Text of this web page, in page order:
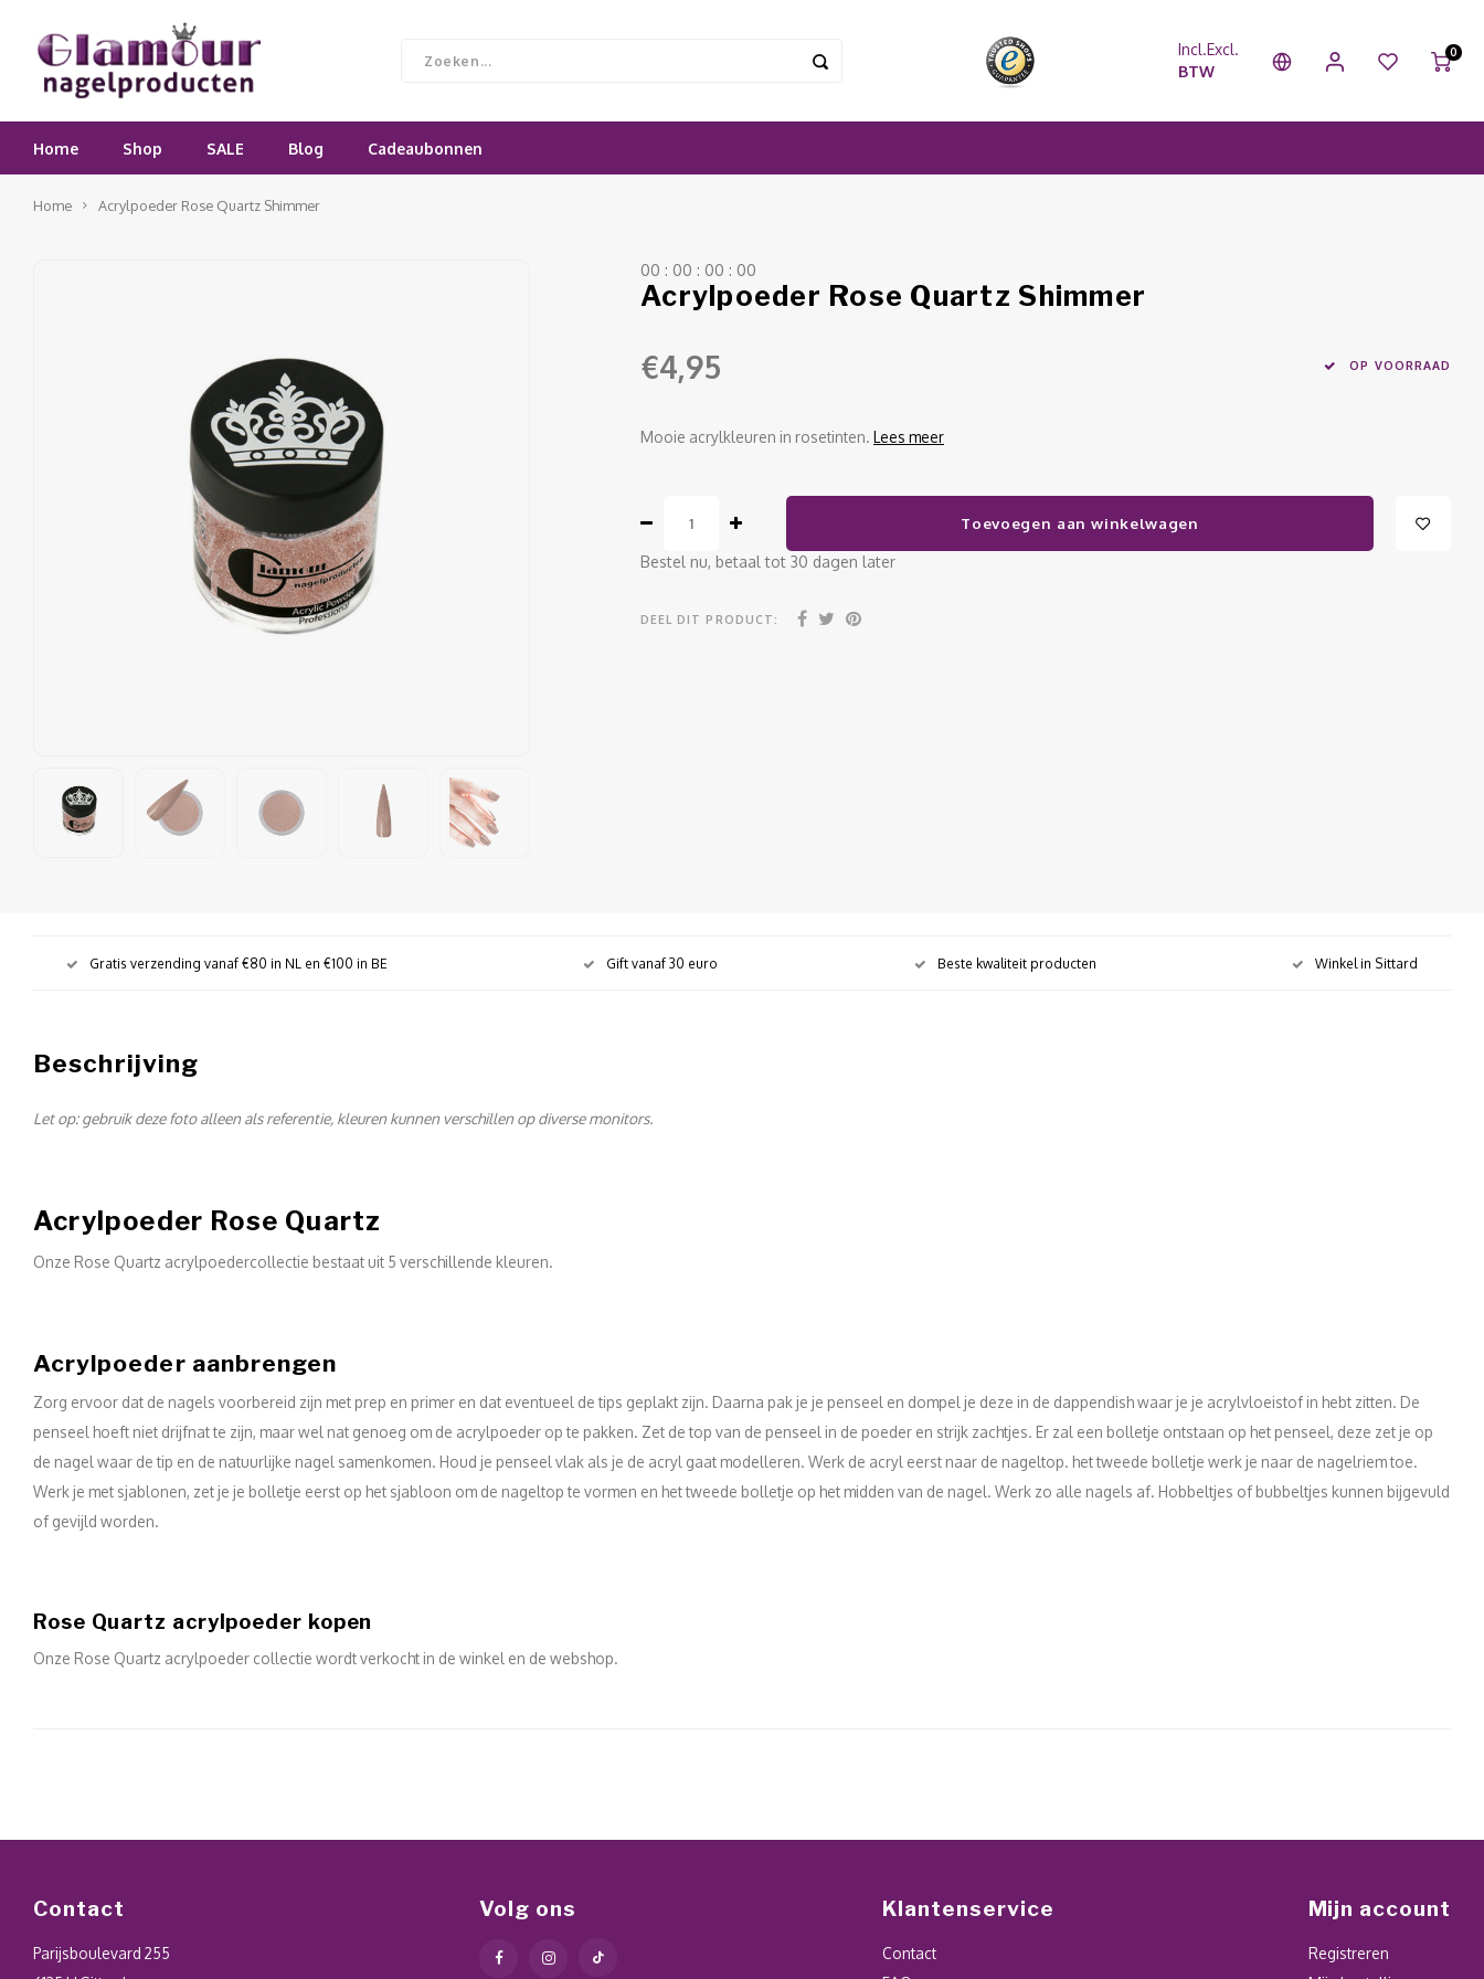
Incl.Excl.
BTW
0
Home Shop SALE Blog Cadeaubonnen
Home Acrylpoeder Rose Quartz Shimmer
00 : 00 : 00 : 00
Acrylpoeder Rose Quartz Shimmer
€4,95 OP VOORRAAD
Mooie acrylkleuren in rosetinten. Lees meer
Toevoegen aan winkelwagen
Bestel nu, betaal tot 30 dagen later
DEEL DIT PRODUCT:
Gratis verzending vanaf €80 in NL en €100 in BE Gift vanaf 30 euro Beste kwaliteit producten Winkel in Sittard
Beschrijving
Let op: gebruik deze foto alleen als referentie, kleuren kunnen verschillen op diverse monitors.
Acrylpoeder Rose Quartz
Onze Rose Quartz acrylpoedercollectie bestaat uit 5 verschillende kleuren.
Acrylpoeder aanbrengen
Zorg ervoor dat de nagels voorbereid zijn met prep en primer en dat eventueel de tips geplakt zijn. Daarna pak je je penseel en dompel je deze in de dappendish waar je je acrylvloeistof in hebt zitten. De
penseel hoeft niet drijfnat te zijn, maar wel nat genoeg om de acrylpoeder op te pakken. Zet de top van de penseel in de poeder en strijk zachtjes. Er zal een bolletje ontstaan op het penseel, deze zet je op
de nagel waar de tip en de natuurlijke nagel samenkomen. Houd je penseel vlak als je de acryl gaat modelleren. Werk de acryl eerst naar de nageltop. het tweede bolletje werk je naar de nagelriem toe.
Werk je met sjablonen, zet je je bolletje eerst op het sjabloon om de nageltop te vormen en het tweede bolletje op het midden van de nagel. Werk zo alle nagels af. Hobbeltjes of bubbeltjes kunnen bijgevuld
of gevijld worden.
Rose Quartz acrylpoeder kopen
Onze Rose Quartz acrylpoeder collectie wordt verkocht in de winkel en de webshop.
Contact
Parijsboulevard 255
Volg ons Klantenservice
Contact
Mijn account
Registreren